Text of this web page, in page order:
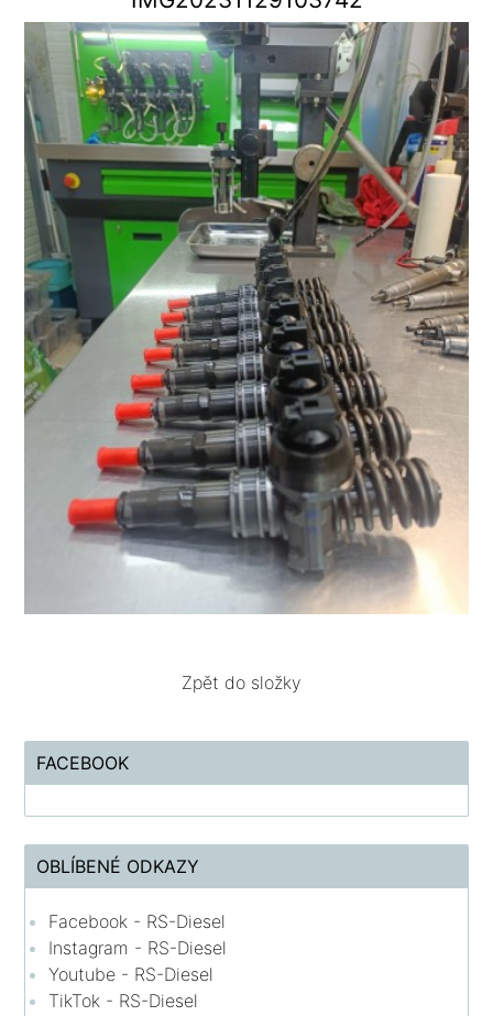
Zpět do složky
FACEBOOK
OBLÍBENÉ ODKAZY
Facebook - RS-Diesel
Instagram - RS-Diesel
Youtube - RS-Diesel
TikTok - RS-Diesel